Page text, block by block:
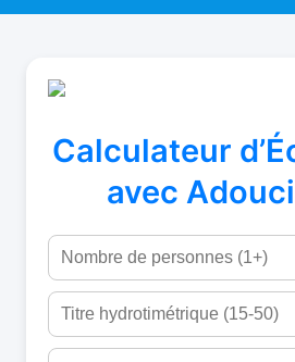
Calculateur
avec